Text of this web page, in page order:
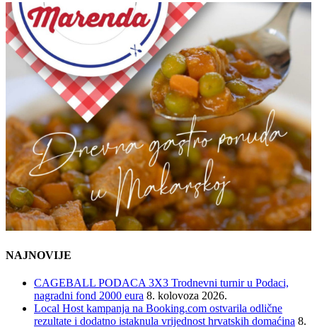
NAJNOVIJE
CAGEBALL PODACA 3X3 Trodnevni turnir u Podaci,
nagradni fond 2000 eura 8. kolovoza 2026.
Local Host kampanja na Booking.com ostvarila odlične
rezultate i dodatno istaknula vrijednost hrvatskih domaćina 8.